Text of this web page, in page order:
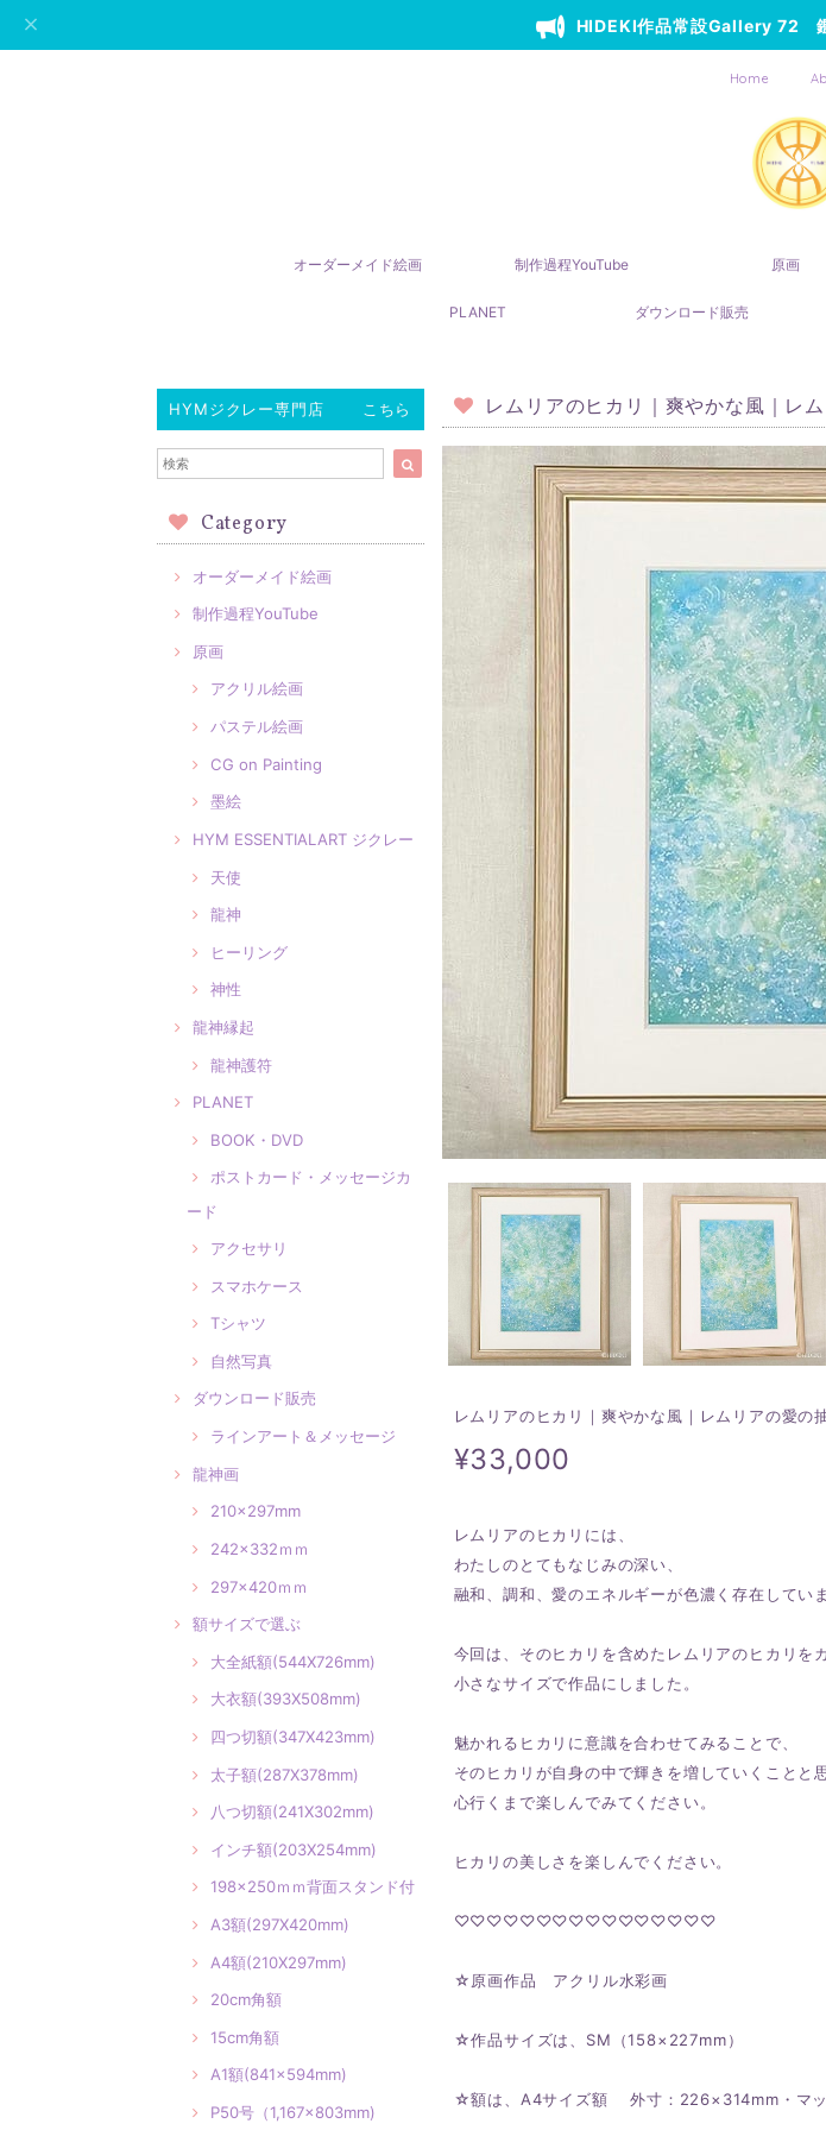
HIDEKI作品常設Gallery 72
Home
オーダーメイド絵画 制作過程YouTube 原画
PLANET ダウンロード販売
HYMジクレー専門店 こちら
Category
オーダーメイド絵画
制作過程YouTube
原画
アクリル絵画
パステル絵画
CG on Painting
墨絵
HYM ESSENTIALART ジクレー
天使
龍神
ヒーリング
神性
龍神縁起
龍神護符
PLANET
BOOK・DVD
ポストカード・メッセージカ
ード
アクセサリ
スマホケース
Tシャツ
自然写真
ダウンロード販売
ラインアート＆メッセージ
龍神画
210×297mm
242×332ｍｍ
297×420ｍｍ
額サイズで選ぶ
大全紙額(544X726mm)
大衣額(393X508mm)
四つ切額(347X423mm)
太子額(287X378mm)
八つ切額(241X302mm)
インチ額(203X254mm)
198×250ｍｍ背面スタンド付
A3額(297X420mm)
A4額(210X297mm)
20cm角額
15cm角額
A1額(841×594mm)
P50号（1,167×803mm)
レムリアのヒカリ｜爽やかな風｜レ
レムリアのヒカリ｜爽やかな風｜レムリアの愛の
¥33,000
レムリアのヒカリには、
わたしのとてもなじみの深い、
融和、調和、愛のエネルギーが色濃く存在していま
今回は、そのヒカリを含めたレムリアのヒカリを
小さなサイズで作品にしました。
魅かれるヒカリに意識を合わせてみることで、
そのヒカリが自身の中で輝きを増していくことと
心行くまで楽しんでみてください。
ヒカリの美しさを楽しんでください。
♡♡♡♡♡♡♡♡♡♡♡♡♡♡♡♡
☆原画作品 アクリル水彩画
☆作品サイズは、SM（158×227mm）
☆額は、A4サイズ額 外寸：226×314mm・マ